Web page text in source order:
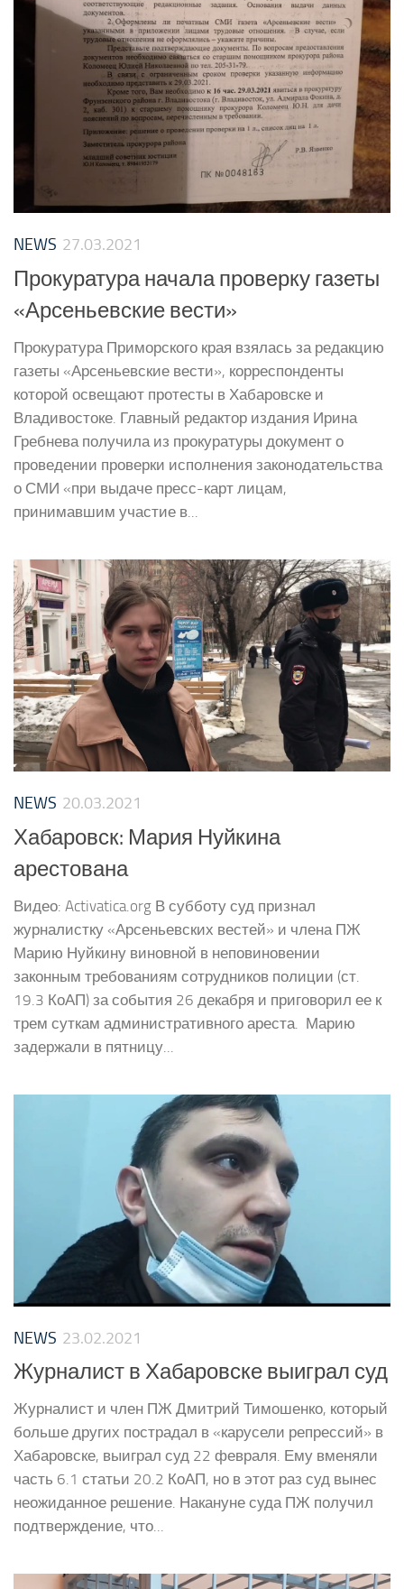
NEWS 27.03.2021
Прокуратура начала проверку газеты
«Арсеньевские вести»
Прокуратура Приморского края взялась за редакцию
газеты «Арсеньевские вести», корреспонденты
которой освещают протесты в Хабаровске и
Владивостоке. Главный редактор издания Ирина
Гребнева получила из прокуратуры документ о
проведении проверки исполнения законодательства
о СМИ «при выдаче пресс-карт лицам,
принимавшим участие в...
NEWS 20.03.2021
Хабаровск: Мария Нуйкина
арестована
Видео: Activatica.org В субботу суд признал
журналистку «Арсеньевских вестей» и члена ПЖ
Марию Нуйкину виновной в неповиновении
законным требованиям сотрудников полиции (ст.
19.3 КоАП) за события 26 декабря и приговорил ее к
трем суткам административного ареста. Марию
задержали в пятницу...
NEWS 23.02.2021
Журналист в Хабаровске выиграл суд
Журналист и член ПЖ Дмитрий Тимошенко, который
больше других пострадал в «карусели репрессий» в
Хабаровске, выиграл суд 22 февраля. Ему вменяли
часть 6.1 статьи 20.2 КоАП, но в этот раз суд вынес
неожиданное решение. Накануне суда ПЖ получил
подтверждение, что...